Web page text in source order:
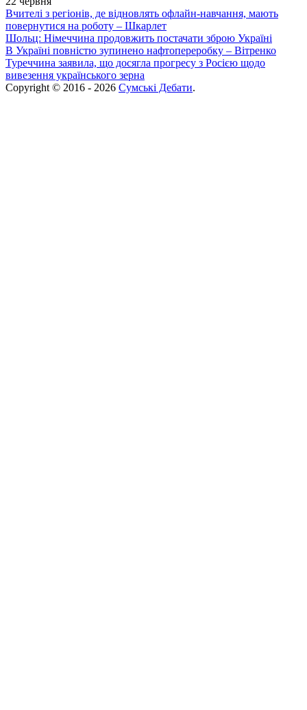
Вчителі з регіонів, де відновлять офлайн-навчання, мають
повернутися на роботу – Шкарлет
Шольц: Німеччина продовжить постачати зброю Україні
В Україні повністю зупинено нафтопереробку – Вітренко
Туреччина заявила, що досягла прогресу з Росією щодо
вивезення українського зерна
Copyright © 2016 - 2026 Сумські Дебати.